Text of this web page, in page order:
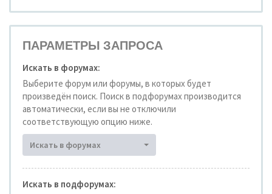
ПАРАМЕТРЫ ЗАПРОСА
Искать в форумах:
Выберите форум или форумы, в которых будет
произведён поиск. Поиск в подфорумах производится
автоматически, если вы не отключили
соответствующую опцию ниже.
Искать в форумах
Искать в подфорумах: